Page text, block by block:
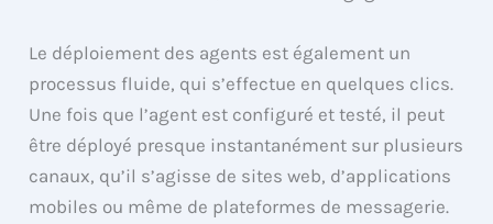
Le déploiement des agents est également un
processus fluide, qui s’effectue en quelques clics.
Une fois que l’agent est configuré et testé, il peut
être déployé presque instantanément sur plusieurs
canaux, qu’il s’agisse de sites web, d’applications
mobiles ou même de plateformes de messagerie.